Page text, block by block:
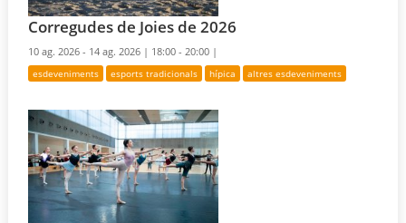
Corregudes de Joies de 2026
10 ag. 2026 - 14 ag. 2026 | 18:00 - 20:00 |
esdeveniments esports tradicionals hípica altres esdeveniments